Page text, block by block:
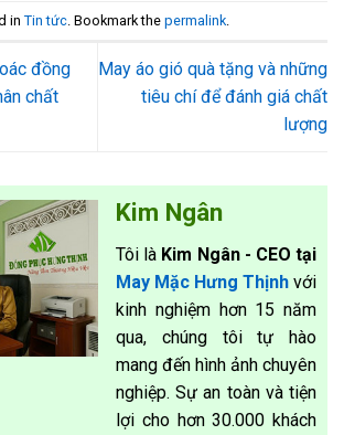
in Tin tức . Bookmark the permalink
đồng
chất
May áo gió quà tặng và những
tiêu chí để đánh giá chất
lượng
Kim Ngân
Tôi là Kim Ngân - CEO tại
May Mặc Hưng Thịnh với
kinh nghiệm hơn 15 năm
qua, chúng tôi tự hào
mang đến hình ảnh chuyên
nghiệp. Sự an toàn và tiện
lợi cho hơn 30.000 khách